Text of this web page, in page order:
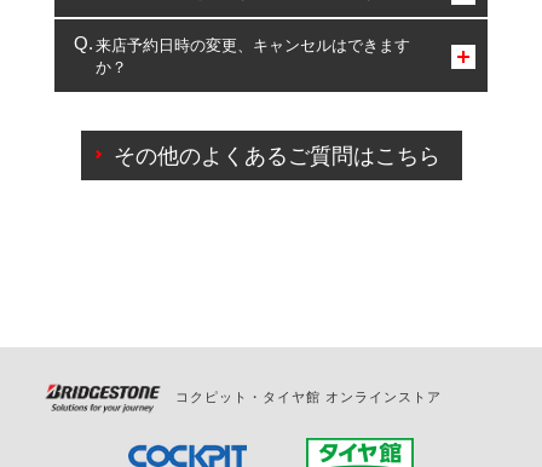
複数サービスのご予約は可能です。
一部の商品・サービスの組み合わせに限り、同時にご予約が
出来ないものもございます。
来店予約日時の変更、キャンセルはできます
か？
ご来店予約日の3営業日前を過ぎている場合のご予約
の日時変更につきましては、直接ご予約の店舗まで
その他のよくあるご質問はこちら
コクピット・タイヤ館 オンラインストア